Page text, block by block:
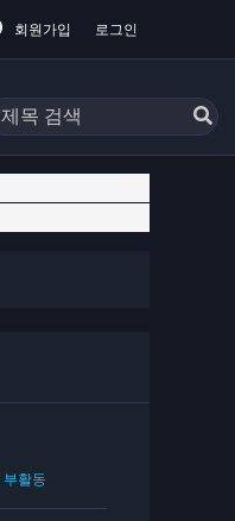
회원가입 로그인
부활동